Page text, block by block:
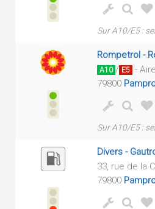
Sur A10/E5 :
Rompetrol -
A10 / E5 -
79800
Sur A10/E5 :
Divers -
33, rue de la
79800